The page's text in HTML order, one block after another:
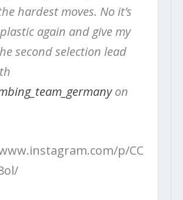
hardest moves. No it’s
again and give my
second selection lead
on
p/CC